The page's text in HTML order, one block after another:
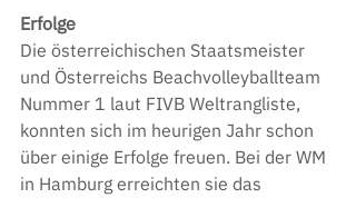
Erfolge
Die österreichischen Staatsmeister
und Österreichs Beachvolleyballteam
Nummer 1 laut FIVB Weltrangliste,
konnten sich im heurigen Jahr schon
über einige Erfolge freuen. Bei der WM
in Hamburg erreichten sie das